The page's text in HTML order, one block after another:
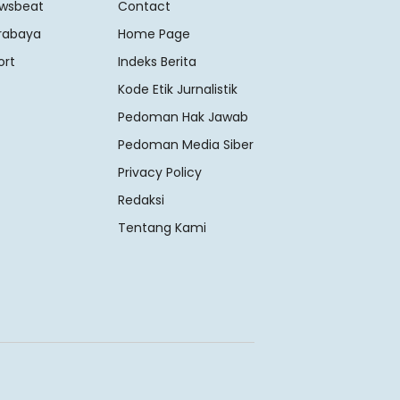
Contact
Home Page
Indeks Berita
Kode Etik Jurnalistik
Pedoman Hak Jawab
Pedoman Media Siber
Privacy Policy
Redaksi
Tentang Kami